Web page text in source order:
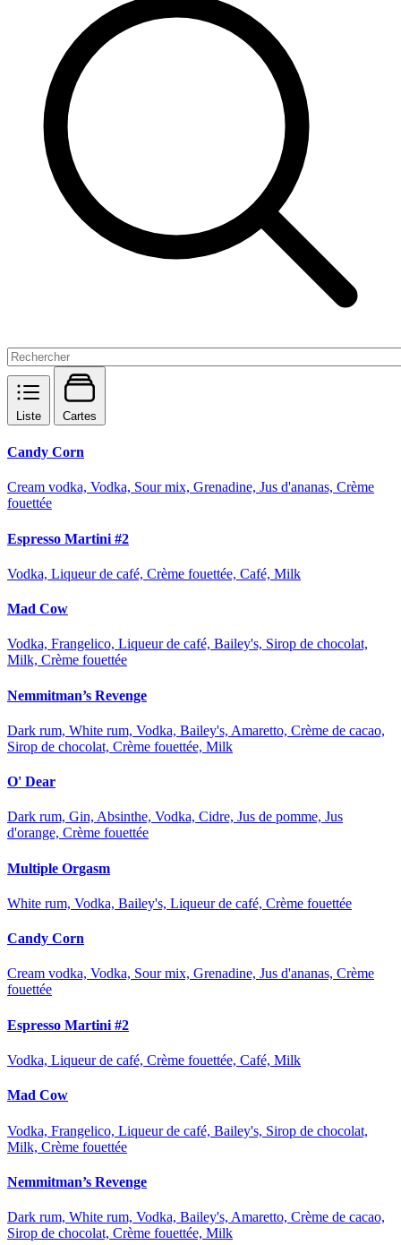
Liste Cartes
Candy Corn
Cream vodka, Vodka, Sour mix, Grenadine, Jus d'ananas, Crème
fouettée
Espresso Martini #2
Vodka, Liqueur de café, Crème fouettée, Café, Milk
Mad Cow
Vodka, Frangelico, Liqueur de café, Bailey's, Sirop de chocolat,
Milk, Crème fouettée
Nemmitman’s Revenge
Dark rum, White rum, Vodka, Bailey's, Amaretto, Crème de cacao,
Sirop de chocolat, Crème fouettée, Milk
O' Dear
Dark rum, Gin, Absinthe, Vodka, Cidre, Jus de pomme, Jus
d'orange, Crème fouettée
Multiple Orgasm
White rum, Vodka, Bailey's, Liqueur de café, Crème fouettée
Candy Corn
Cream vodka, Vodka, Sour mix, Grenadine, Jus d'ananas, Crème
fouettée
Espresso Martini #2
Vodka, Liqueur de café, Crème fouettée, Café, Milk
Mad Cow
Vodka, Frangelico, Liqueur de café, Bailey's, Sirop de chocolat,
Milk, Crème fouettée
Nemmitman’s Revenge
Dark rum, White rum, Vodka, Bailey's, Amaretto, Crème de cacao,
Sirop de chocolat, Crème fouettée, Milk